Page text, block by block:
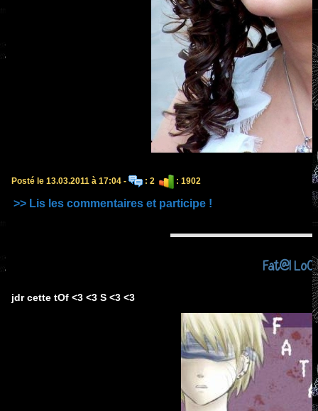
Posté le 13.03.2011 à 17:04 - : 2 : 1902
>> Lis les commentaires et participe !
Fat@l
jdr cette tOf <3 <3 S <3 <3